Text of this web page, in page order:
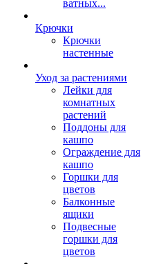
ватных...
Крючки
Крючки
настенные
Уход за растениями
Лейки для
комнатных
растений
Поддоны для
кашпо
Ограждение для
кашпо
Горшки для
цветов
Балконные
ящики
Подвесные
горшки для
цветов